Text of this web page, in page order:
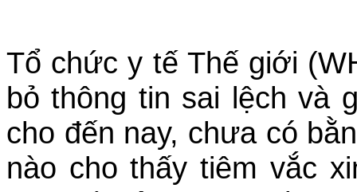
Tổ chức y tế Thế giới
bỏ thông tin sai lệch và
cho đến nay, chưa có
nào cho thấy tiêm vắc